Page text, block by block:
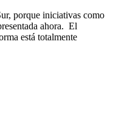
porque iniciativas como
ahora. El
está totalmente